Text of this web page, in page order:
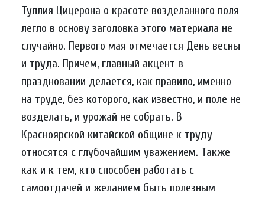
Туллия Цицерона о красоте возделанного поля
легло в основу заголовка этого материала не
случайно. Первого мая отмечается День весны
и труда. Причем, главный акцент в
праздновании делается, как правило, именно
на труде, без которого, как известно, и поле не
возделать, и урожай не собрать. В
Красноярской китайской общине к труду
относятся с глубочайшим уважением. Также
как и к тем, кто способен работать с
самоотдачей и желанием быть полезным